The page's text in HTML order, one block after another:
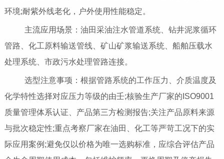
环境;耐紫外线老化，户外使用性能稳定。
主流应用场景：油田采油注水管道系统、钻井泥浆循环
管路、化工原料输送管线、矿山矿浆输送系统、船舶压载水
处理系统、市政污水处理管路连接。
选型注意事项：根据管路系统的工作压力、介质温度及
化学特性选择对应压力等级的由壬;核验生产厂家的ISO9001
质量管理体系认证、产品第三方检测报告;关注产品原料来源
与批次稳定性;重点考察厂家在油田、化工等严苛工况下的实
际应用案例;避免仅以价格为唯一选购标准，应综合评估产品